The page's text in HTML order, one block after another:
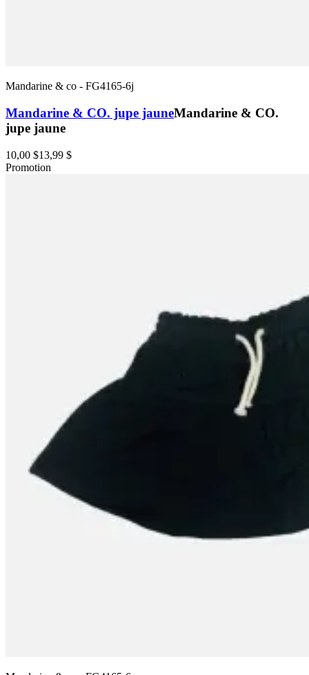
Mandarine & co - FG4165-6j
Mandarine & CO. jupe jauneMandarine & CO.
jupe jaune
10,00 $13,99 $
Promotion